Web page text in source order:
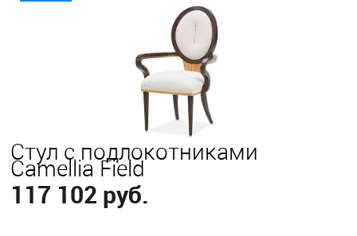
Стул с подлокотниками
Camellia Field
117 102 руб.